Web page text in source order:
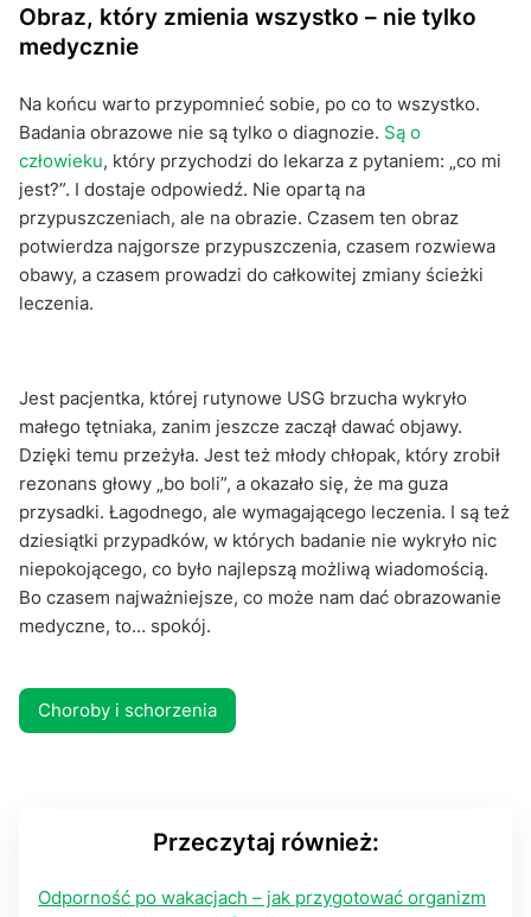
Obraz, który zmienia wszystko – nie tylko
medycznie
Na końcu warto przypomnieć sobie, po co to wszystko.
Badania obrazowe nie są tylko o diagnozie. Są o
człowieku, który przychodzi do lekarza z pytaniem: „co mi
jest?”. I dostaje odpowiedź. Nie opartą na
przypuszczeniach, ale na obrazie. Czasem ten obraz
potwierdza najgorsze przypuszczenia, czasem rozwiewa
obawy, a czasem prowadzi do całkowitej zmiany ścieżki
leczenia.
Jest pacjentka, której rutynowe USG brzucha wykryło
małego tętniaka, zanim jeszcze zaczął dawać objawy.
Dzięki temu przeżyła. Jest też młody chłopak, który zrobił
rezonans głowy „bo boli”, a okazało się, że ma guza
przysadki. Łagodnego, ale wymagającego leczenia. I są też
dziesiątki przypadków, w których badanie nie wykryło nic
niepokojącego, co było najlepszą możliwą wiadomością.
Bo czasem najważniejsze, co może nam dać obrazowanie
medyczne, to… spokój.
Choroby i schorzenia
Przeczytaj również:
Odporność po wakacjach – jak przygotować organizm